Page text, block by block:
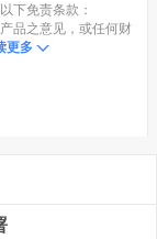
下免责条款：
品之意见，或任何财
更多